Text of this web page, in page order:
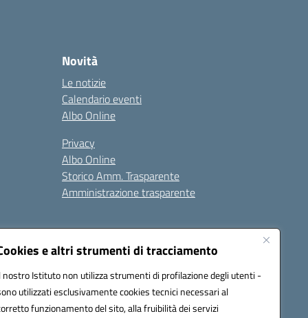
e altri strumenti di tracciamento
nostro Istituto non utilizza strumenti di profilazione degli utenti -
utilizzati esclusivamente cookies tecnici necessari al
funzionamento del sito, alla fruibilità dei servizi
Novità
Le notizie
Calendario eventi
Albo Online
Privacy
Albo Online
Storico Amm. Trasparente
Amministrazione trasparente